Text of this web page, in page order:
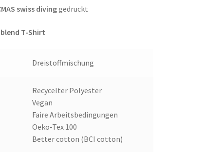
swiss divinggedruckt
T-Shirt
Dreistoffmischung
Recycelter Polyester
Vegan
Faire Arbeitsbedingungen
Oeko-Tex 100
Better cotton (BCI cotton)